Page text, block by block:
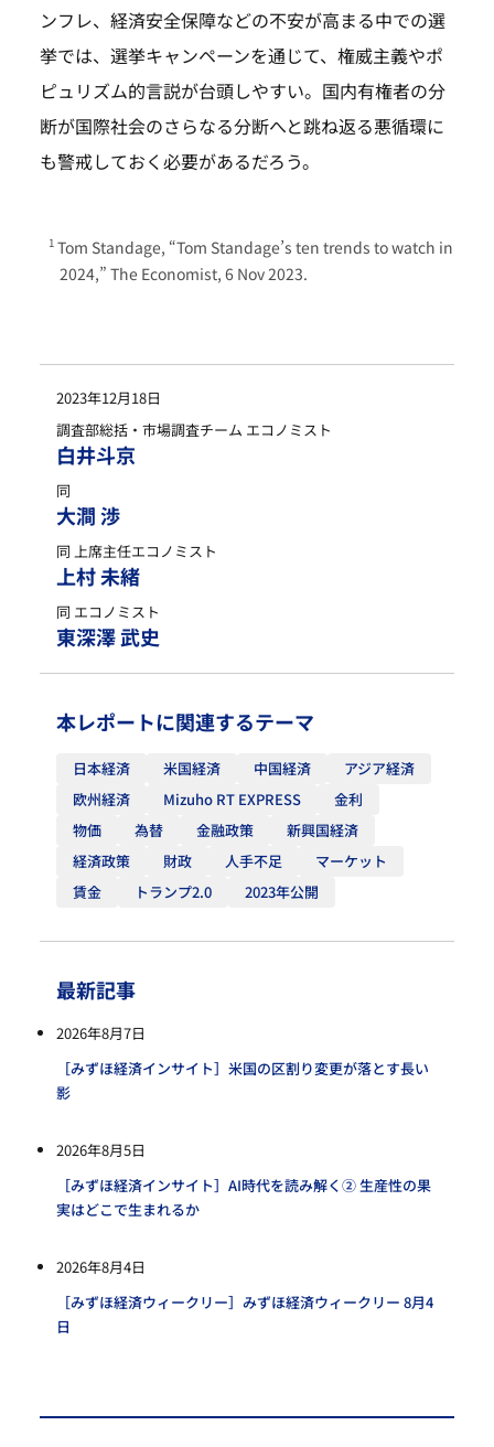
ンフレ、経済安全保障などの不安が高まる中での選
挙では、選挙キャンペーンを通じて、権威主義やポ
ピュリズム的言説が台頭しやすい。国内有権者の分
断が国際社会のさらなる分断へと跳ね返る悪循環に
も警戒しておく必要があるだろう。
Tom Standage, “Tom Standage’s ten trends to watch in
2024,” The Economist, 6 Nov 2023.
最新記事
2026年8月7日
［みずほ経済インサイト］米国の区割り変更が落とす長い
影
2026年8月5日
［みずほ経済インサイト］AI時代を読み解く② 生産性の果
実はどこで生まれるか
2026年8月4日
［みずほ経済ウィークリー］みずほ経済ウィークリー 8月4
日
2023年12月18日
調査部総括・市場調査チーム エコノミスト
白井斗京
同
大澗 渉
同 上席主任エコノミスト
上村 未緒
同 エコノミスト
東深澤 武史
本レポートに関連するテーマ
日本経済 米国経済 中国経済
アジア経済
欧州経済
Mizuho RT EXPRESS
金利
物価
為替 金融政策
新興国経済
経済政策
財政 人手不足
マーケット
賃金
トランプ2.0 2023年公開